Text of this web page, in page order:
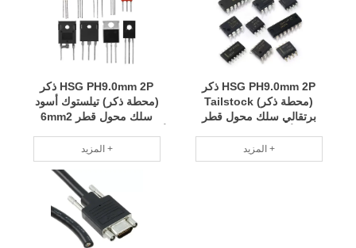
HSG PH9.0mm 2P ذكر
(محطة ذكر) تيلستوك أسود
سلك محول قطر 6mm2
A2 RCD
المزيد +
HSG PH9.0mm 2P ذكر
(محطة ذكر) Tailstock
برتقالي سلك محول قطر
60-6B-A2 RCD
المزيد +